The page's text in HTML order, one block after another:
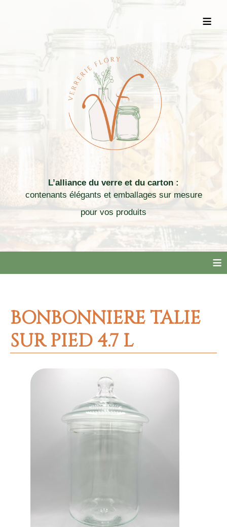
≡
L’alliance du verre et du carton :
contenants élégants et emballages sur mesure
pour vos produits
≡
BONBONNIERE TALIE
SUR PIED 4.7 L